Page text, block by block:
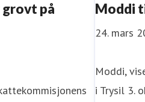
på
Moddi
24. mars
Moddi,
i Trysil 3.